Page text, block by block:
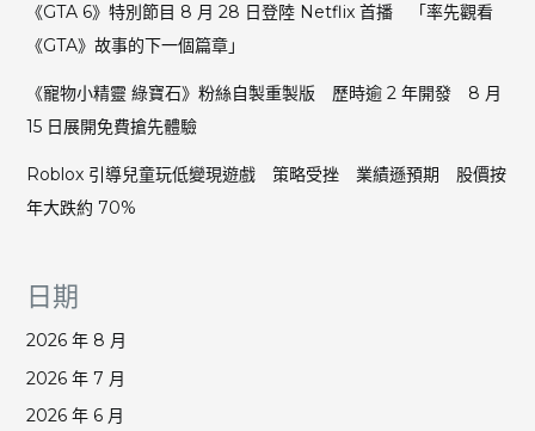
《GTA 6》特別節目 8 月 28 日登陸 Netflix 首播 「率先觀看
《GTA》故事的下一個篇章」
《寵物小精靈 綠寶石》粉絲自製重製版 歷時逾 2 年開發 8 月
15 日展開免費搶先體驗
Roblox 引導兒童玩低變現遊戲 策略受挫 業績遜預期 股價按
年大跌約 70%
日期
2026 年 8 月
2026 年 7 月
2026 年 6 月